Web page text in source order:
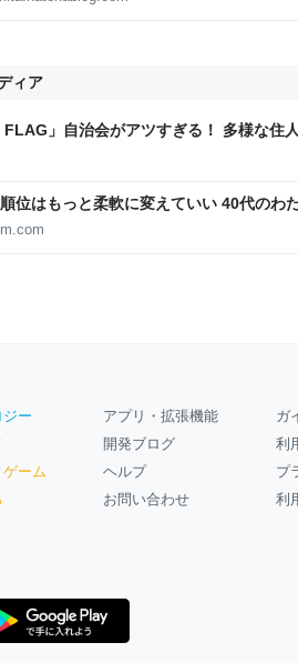
ィア
FLAG」自治会がアツすぎる！ 多様な住
客や交通改善など“街の価値向上”戦略
位はもっと柔軟に変えていい 40代のわ
りっすん by イーアイデム
ジー
ーム
アプリ・拡張機能
開発ブログ
ヘルプ
お問い合わせ
ガ
利
プ
利